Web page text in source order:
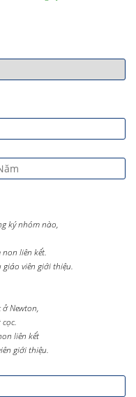
ký nhóm nào,
liên kết.
viên giới thiệu.
Newton,
liên kết
giới thiệu.